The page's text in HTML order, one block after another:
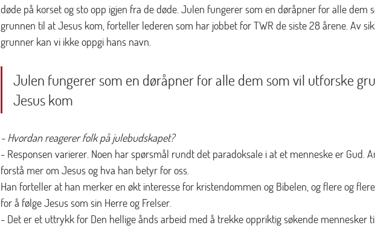
døde på korset og sto opp igjen fra de døde. Julen fungerer som en døråpner for alle dem
grunnen til at Jesus kom, forteller lederen som har jobbet for TWR de siste 28 årene. Av
grunner kan vi ikke oppgi hans navn.
Julen fungerer som en døråpner for alle dem som vil utforske
Jesus kom
- Hvordan reagerer folk på julebudskapet?
- Responsen varierer. Noen har spørsmål rundt det paradoksale i at et menneske er Gud.
forstå mer om Jesus og hva han betyr for oss.
Han forteller at han merker en økt interesse for kristendommen og Bibelen, og flere og
for å følge Jesus som sin Herre og Frelser.
- Det er et uttrykk for Den hellige ånds arbeid med å trekke oppriktig søkende mennesker